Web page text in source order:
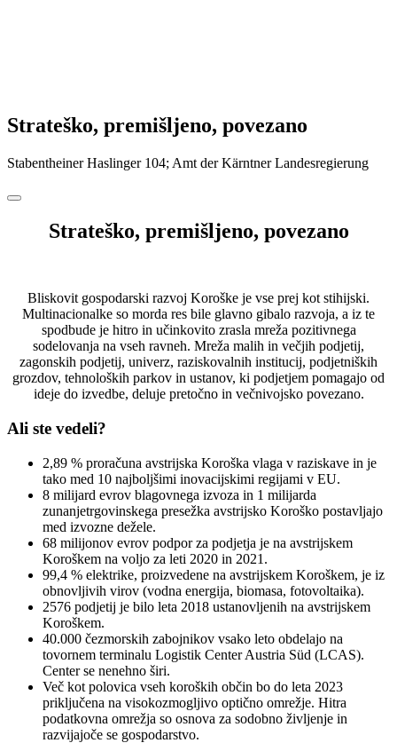
Strateško, premišljeno, povezano
Stabentheiner Haslinger 104; Amt der Kärntner Landesregierung
Strateško, premišljeno, povezano
Bliskovit gospodarski razvoj Koroške je vse prej kot stihijski.
Multinacionalke so morda res bile glavno gibalo razvoja, a iz te
spodbude je hitro in učinkovito zrasla mreža pozitivnega
sodelovanja na vseh ravneh. Mreža malih in večjih podjetij,
zagonskih podjetij, univerz, raziskovalnih institucij, podjetniških
grozdov, tehnoloških parkov in ustanov, ki podjetjem pomagajo od
ideje do izvedbe, deluje pretočno in večnivojsko povezano.
Ali ste vedeli?
2,89 % proračuna avstrijska Koroška vlaga v raziskave in je
tako med 10 najboljšimi inovacijskimi regijami v EU.
8 milijard evrov blagovnega izvoza in 1 milijarda
zunanjetrgovinskega presežka avstrijsko Koroško postavljajo
med izvozne dežele.
68 milijonov evrov podpor za podjetja je na avstrijskem
Koroškem na voljo za leti 2020 in 2021.
99,4 % elektrike, proizvedene na avstrijskem Koroškem, je iz
obnovljivih virov (vodna energija, biomasa, fotovoltaika).
2576 podjetij je bilo leta 2018 ustanovljenih na avstrijskem
Koroškem.
40.000 čezmorskih zabojnikov vsako leto obdelajo na
tovornem terminalu Logistik Center Austria Süd (LCAS).
Center se nenehno širi.
Več kot polovica vseh koroških občin bo do leta 2023
priključena na visokozmogljivo optično omrežje. Hitra
podatkovna omrežja so osnova za sodobno življenje in
razvijajoče se gospodarstvo.